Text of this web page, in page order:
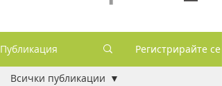
Публикация Регистрирайте се
Всички публикации